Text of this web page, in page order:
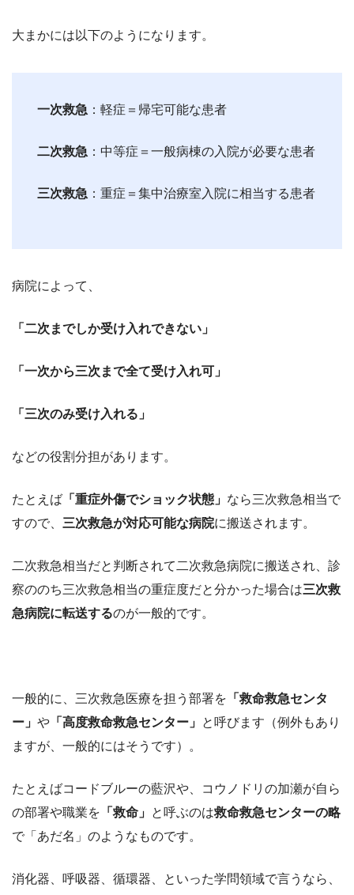
大まかには以下のようになります。
一次救急 ：軽症＝帰宅可能な患者
二次救急 ：中等症＝一般病棟の入院が必要な患者
三次救急 ：重症＝集中治療室入院に相当する患者
病院によって、
「二次までしか受け入れできない」
「一次から三次まで全て受け入れ可」
「三次のみ受け入れる」
などの役割分担があります。
たとえば 「重症外傷でショック状態」 なら三次救急相当で
すので、 三次救急が対応可能な病院に搬送されます。
二次救急相当だと判断されて二次救急病院に搬送され、診
察ののち三次救急相当の重症度だと分かった場合は三次救
急病院に転送するのが一般的です。
一般的に、三次救急医療を担う部署を 「救命救急センタ
ー」 や 「高度救命救急センター」 と呼びます（例外もあり
ますが、一般的にはそうです）。
たとえばコードブルーの藍沢や、コウノドリの加瀬が自ら
の部署や職業を 「救命」 と呼ぶのは救命救急センターの略
で「あだ名」のようなものです。
消化器、呼吸器、循環器、といった学問領域で言うなら、